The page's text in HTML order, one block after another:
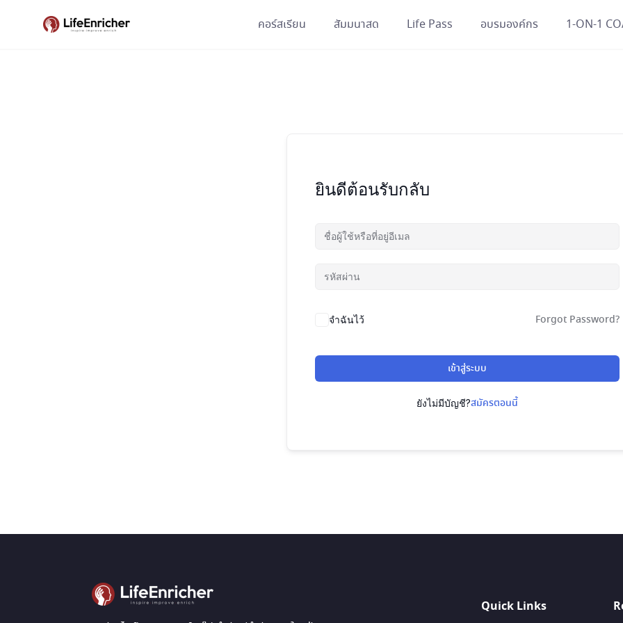
คอร์สเรียน สัมมนาสด Life Pass อบรมองค์กร 1-ON-1
ยินดีต้อนรับกลับ
จำฉันไว้ Forgot Password?
เข้าสู่ระบบ
ยังไม่มีบัญชี?สมัครตอนนี้
Quick Links